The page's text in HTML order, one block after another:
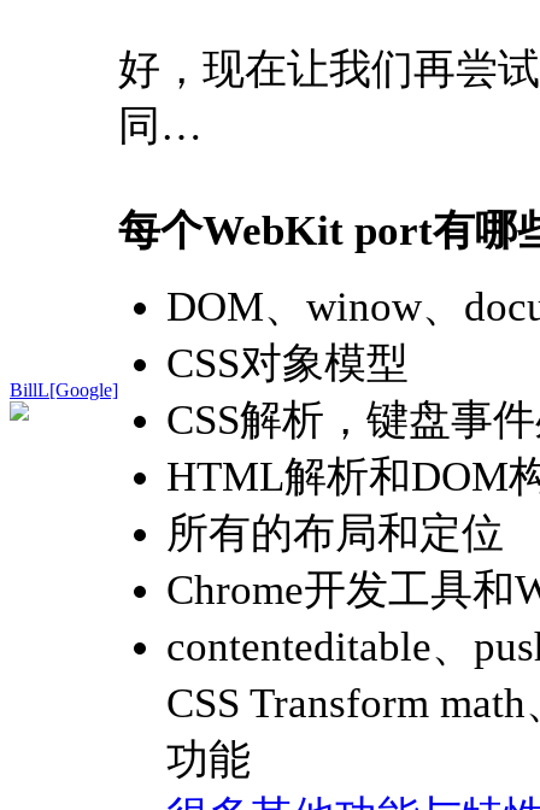
BillL[Google]
好，现在让我们再尝
同…
每个WebKit port有哪
DOM、winow、
CSS对象模型
CSS解析，键盘事
HTML解析和DOM
所有的布局和定位
Chrome开发工具和
contenteditable、
CSS Transform
功能